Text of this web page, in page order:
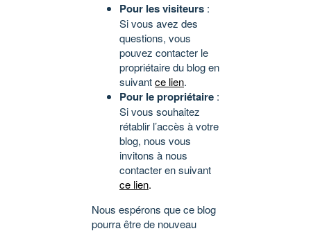
Pour les visiteurs :
Si vous avez des
questions, vous
pouvez contacter le
propriétaire du blog en
suivantce lien.
Pour le propriétaire :
Si vous souhaitez
rétablir l’accès à votre
blog, nous vous
invitons à nous
contacter en suivant
ce lien.
Nous espérons que ce blog
pourra être de nouveau